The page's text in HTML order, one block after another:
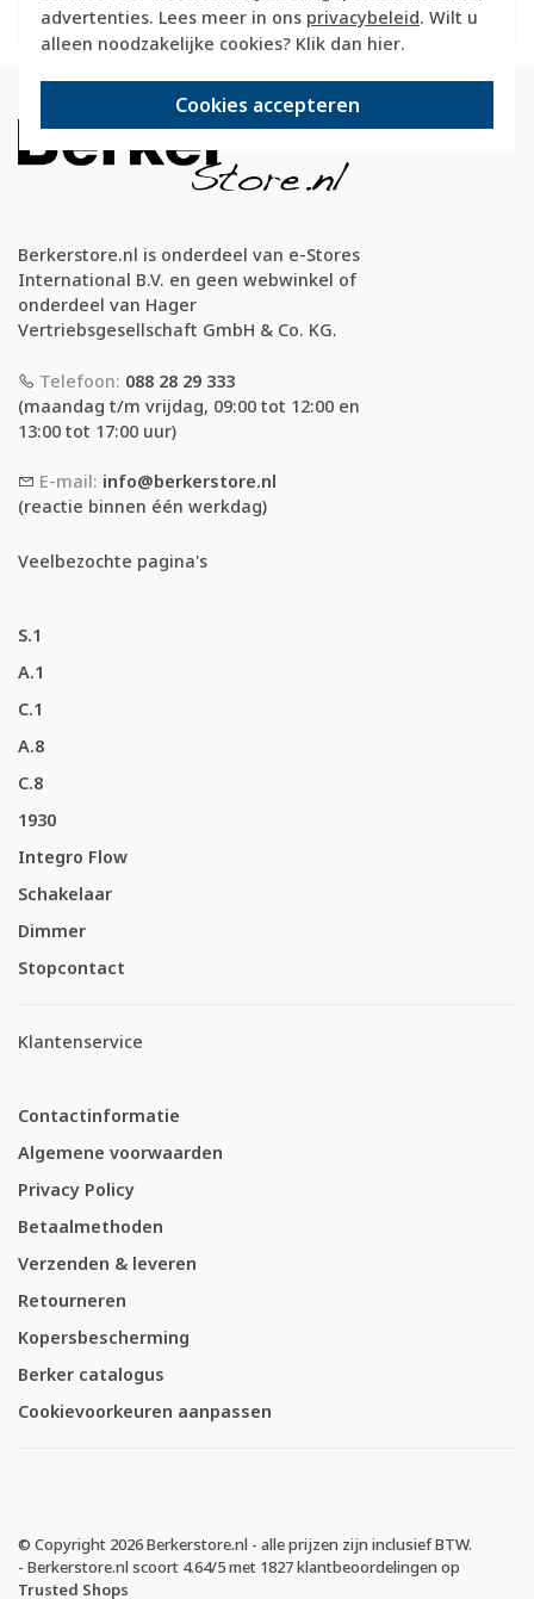
advertenties. Lees meer in ons privacybeleid. Wilt u
alleen noodzakelijke cookies? Klik dan hier.
Cookies accepteren
Berkerstore.nl is onderdeel van e-Stores
International B.V. en geen webwinkel of
onderdeel van Hager
Vertriebsgesellschaft GmbH & Co. KG.
Telefoon: 088 28 29 333
(maandag t/m vrijdag, 09:00 tot 12:00 en
13:00 tot 17:00 uur)
E-mail: info@berkerstore.nl
(reactie binnen één werkdag)
Veelbezochte pagina's
S.1
A.1
C.1
A.8
C.8
1930
Integro Flow
Schakelaar
Dimmer
Stopcontact
Klantenservice
Contactinformatie
Algemene voorwaarden
Privacy Policy
Betaalmethoden
Verzenden & leveren
Retourneren
Kopersbescherming
Berker catalogus
Cookievoorkeuren aanpassen
© Copyright 2026 Berkerstore.nl - alle prijzen zijn inclusief BTW.
- Berkerstore.nl scoort 4.64/5met 1827klantbeoordelingen op
Trusted Shops